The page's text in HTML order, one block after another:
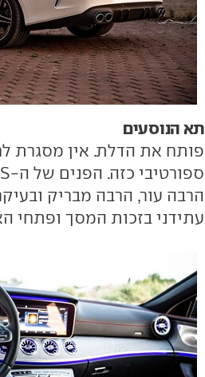
תא הנוסעים
פותח את הדלת. אין מסגרת
הרבה עור, הרבה מבריק
עתידני בזכות המסך ופתחי